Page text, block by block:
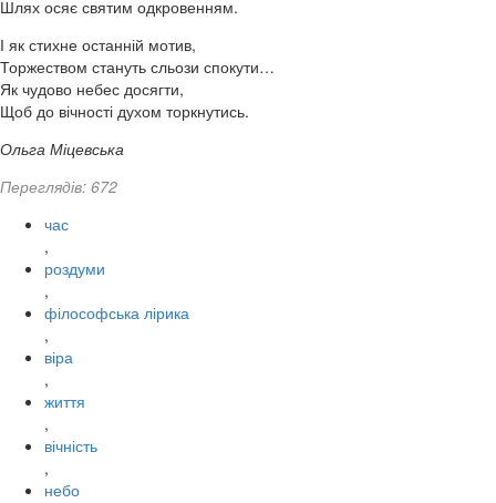
Шлях осяє святим одкровенням.
І як стихне останній мотив,
Торжеством стануть сльози спокути…
Як чудово небес досягти,
Щоб до вічності духом торкнутись.
Ольга Міцевська
Переглядів: 672
час
,
роздуми
,
філософська лірика
,
віра
,
життя
,
вічність
,
небо